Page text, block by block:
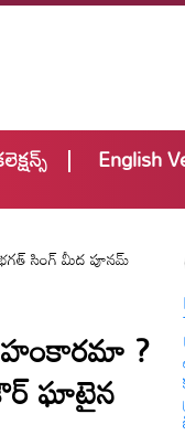
English
సింగ్ మీద పూనమ్
?
ఘాటైన